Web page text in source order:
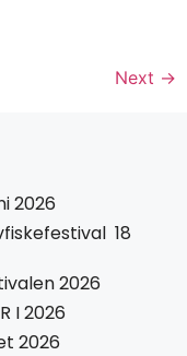
Next →
2026
18
2026
I 2026
2026